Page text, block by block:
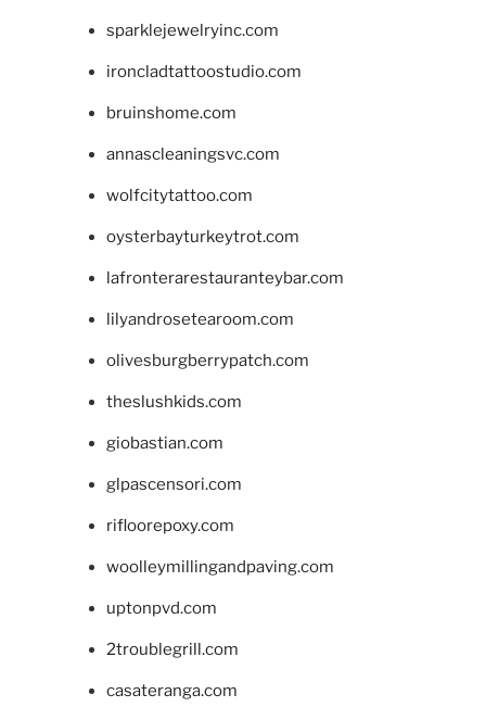
sparklejewelryinc.com
ironcladtattoostudio.com
bruinshome.com
annascleaningsvc.com
wolfcitytattoo.com
oysterbayturkeytrot.com
lafronterarestauranteybar.com
lilyandrosetearoom.com
olivesburgberrypatch.com
theslushkids.com
giobastian.com
glpascensori.com
rifloorepoxy.com
woolleymillingandpaving.com
uptonpvd.com
2troublegrill.com
casateranga.com